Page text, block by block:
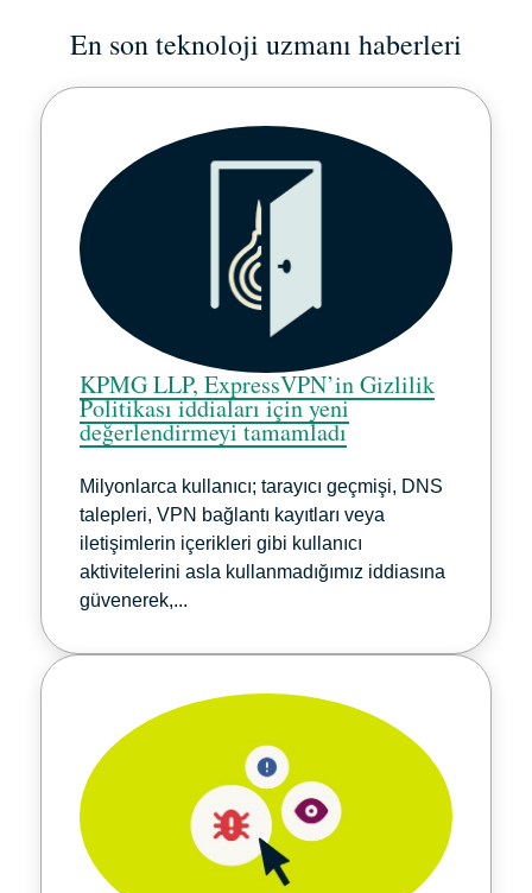
En son teknoloji uzmanı haberleri
KPMG LLP, ExpressVPN’in Gizlilik
Politikası iddiaları için yeni
değerlendirmeyi tamamladı
Milyonlarca kullanıcı; tarayıcı geçmişi, DNS
talepleri, VPN bağlantı kayıtları veya
iletişimlerin içerikleri gibi kullanıcı
aktivitelerini asla kullanmadığımız iddiasına
güvenerek,...